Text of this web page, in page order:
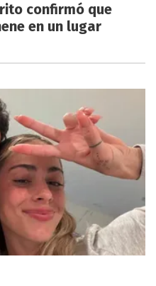
confirmó que
en un lugar